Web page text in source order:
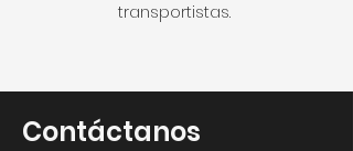
transportistas.
Ubicación
Contáctanos